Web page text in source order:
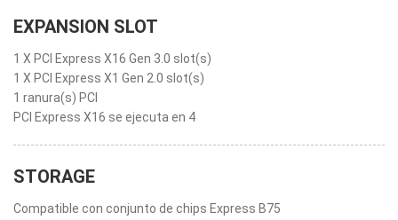
EXPANSION SLOT
1 X PCI Express X16 Gen 3.0 slot(s)
1 X PCI Express X1 Gen 2.0 slot(s)
1 ranura(s) PCI
PCI Express X16 se ejecuta en 4
STORAGE
Compatible con conjunto de chips Express B75